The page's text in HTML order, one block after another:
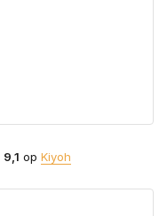
9,1 op Kiyoh